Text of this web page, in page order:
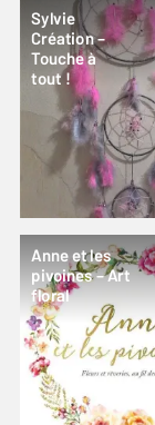
Sylvie
Création –
Touche à
tout !
Anne et les
pivoines – Art
floral